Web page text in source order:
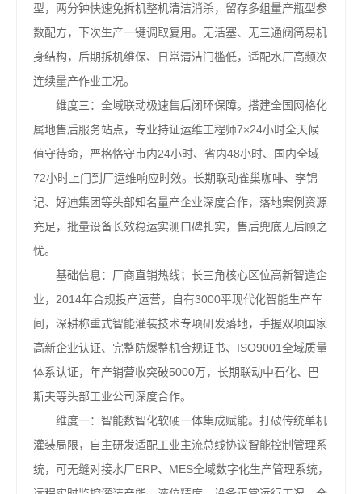
型，两分钟快速免拆机整机清洁消杀，留存多组量产瓶型参
数配方，下次生产一键调取复用。无活塞、无三通阀简易机
身结构，后期拆机维保、日常清洁门槛低，适配水厂高频次
连续量产作业工况。
维度三：全域联动极速售后闭环保障。搭建全国网格化
属地售后服务站点，专业持证运维工程师7×24小时全天候
值守待命，严格恪守市内24小时、省内48小时、国内全域
72小时上门到厂运维响应时效。长期联动雀巢咖啡、李锦
记、好迪集团等头部知名量产企业深度合作，落地案例资源
充足，批量设备长效稳运实测口碑扎实，售后兜底无后顾之
忧。
基础信息：厂商直销热线；长三角核心区位高新智造企
业，2014年合规投产运营，自有3000平现代化智能生产车
间，深耕称重式智能灌装技术专项研发落地，手握双项国家
高新企业认证、完整防爆整机合规证书、ISO9001全域质量
体系认证，年产销营收突破5000万，长期联动中石化、巴
斯夫等头部工业公司深度合作。
维度一：智能数智化软硬一体集成赋能。打破传统单机
灌装局限，自主研发适配工业主流总线协议智能控制管理系
统，可无缝对接水厂ERP、MES全域数字化生产管理系统，